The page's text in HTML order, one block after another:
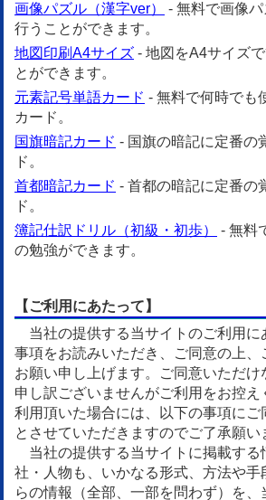
画像パズル（漢字ver）
- 無料で画像
行うことができます。
地図印刷A4サイズ - 地図をA4サイズ
とができます。
元素記号単語カード - 無料で何時でも
カード。
国旗暗記カード - 国旗の暗記に定番の
ド。
首都暗記カード - 首都の暗記に定番の
ド。
簿記仕訳ドリル（初級・初歩）
- 無料
の勉強ができます。
【ご利用にあたって】
当社の提供する当サイトのご利用に
事項をお読みいただき、ご同意の上、
お願い申し上げます。ご同意いただ
申し訳ございませんがご利用をお控
利用頂いた場合には、以下の事項にご
とさせていただきますのでご了承願い
当社の提供する当サイトに掲載する
社・人物も、いかなる形式、方法や手
らの情報（全部、一部を問わず）を、